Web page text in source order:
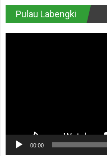
Pulau Labengki
00:00